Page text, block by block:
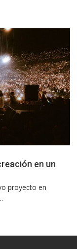
en un
proyecto en